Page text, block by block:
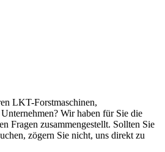
LKT-Forstmaschinen,
Wir haben für Sie die
Fragen zusammengestellt. Sollten Sie
zögern Sie nicht, uns direkt zu